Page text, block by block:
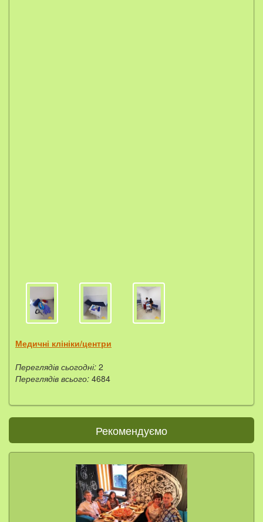
Медичні клініки/центри
Переглядів сьогодні: 2
Переглядів всього: 4684
Рекомендуємо